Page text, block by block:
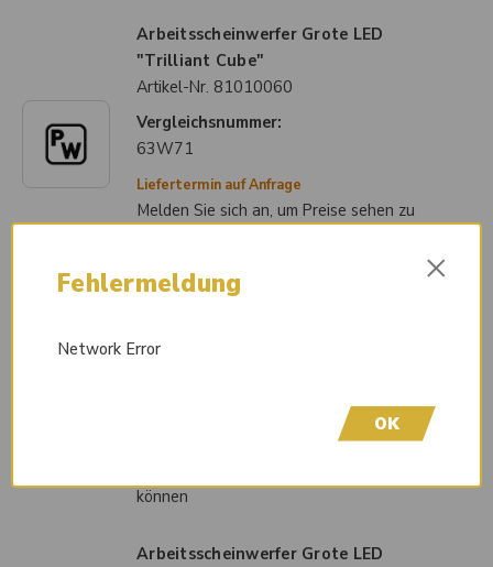
Arbeitsscheinwerfer Grote LED
"Trilliant Cube"
Artikel-Nr. 81010060
Vergleichsnummer:
63W71
Liefertermin auf Anfrage
Melden Sie sich an, um Preise sehen zu
Arbeitsscheinwerfer Grote LED
Artikel-Nr.
können
Arbeitsscheinwerfer Grote LED
Fehlermeldung ×
Network Error
OK